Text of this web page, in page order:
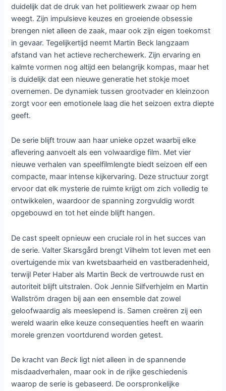
duidelijk dat de druk van het politiewerk zwaar op hem
weegt. Zijn impulsieve keuzes en groeiende obsessie
brengen niet alleen de zaak, maar ook zijn eigen toekomst
in gevaar. Tegelijkertijd neemt Martin Beck langzaam
afstand van het actieve recherchewerk. Zijn ervaring en
kalmte vormen nog altijd een belangrijk kompas, maar het
is duidelijk dat een nieuwe generatie het stokje moet
overnemen. De dynamiek tussen grootvader en kleinzoon
zorgt voor een emotionele laag die het seizoen extra diepte
geeft.
De serie blijft trouw aan haar unieke opzet waarbij elke
aflevering aanvoelt als een volwaardige film. Met vier
nieuwe verhalen van speelfilmlengte biedt seizoen elf een
compacte, maar intense kijkervaring. Deze structuur zorgt
ervoor dat elk mysterie de ruimte krijgt om zich volledig te
ontwikkelen, waardoor de spanning zorgvuldig wordt
opgebouwd en tot het einde blijft hangen.
De cast speelt opnieuw een cruciale rol in het succes van
de serie. Valter Skarsgård brengt Vilhelm tot leven met een
overtuigende mix van kwetsbaarheid en vastberadenheid,
terwijl Peter Haber als Martin Beck de vertrouwde rust en
autoriteit blijft uitstralen. Ook Jennie Silfverhjelm en Martin
Wallström dragen bij aan een ensemble dat zowel
geloofwaardig als meeslepend is. Samen creëren zij een
wereld waarin elke keuze consequenties heeft en waarin
morele grenzen voortdurend worden getest.
De kracht vanBeck ligt niet alleen in de spannende
misdaadverhalen, maar ook in de rijke geschiedenis
waarop de serie is gebaseerd. De oorspronkelijke